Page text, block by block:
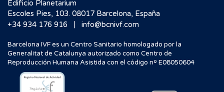
Edificio Planetarium
Escoles Pies, 103. 08017 Barcelona, España
+34 934 176 916
| info@bcnivf.com
Barcelona IVF es un Centro Sanitario homologado por la
Generalitat de Catalunya autorizado como Centro de
Reproducción Humana Asistida con el código nº E08050604